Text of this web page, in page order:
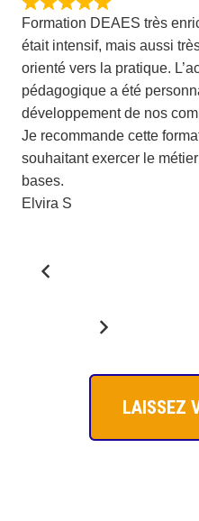
Formation DEAES très
était intensif, mais aussi
orienté vers la pratique.
pédagogique a été
développement de nos
Je recommande cette
souhaitant exercer le
bases.
Elvira S
Site
1
LAISSEZ